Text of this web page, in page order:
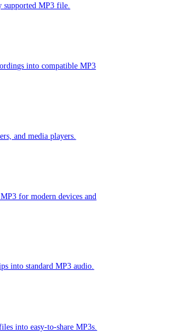
MP3 file.
into compatible MP3
and media players.
for modern devices and
into standard MP3 audio.
into easy-to-share MP3s.